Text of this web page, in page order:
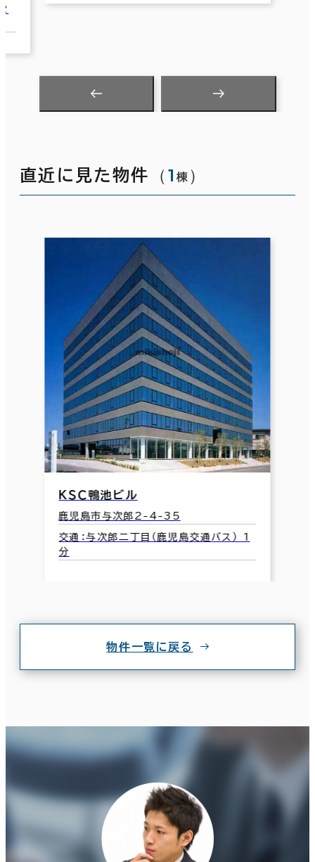
直近に見た物件 （1 棟 ）
ＫＳＣ鴨池ビル
鹿児島市与次郎2-4-35
交通：与次郎二丁目（鹿児島交通バス） 1
分
物件一覧に戻る